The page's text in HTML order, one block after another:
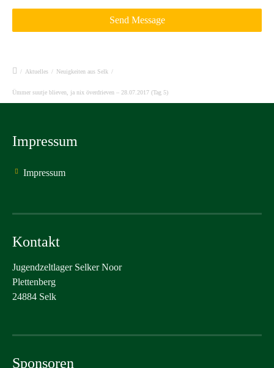
/ Aktuelles / Neuigkeiten aus Selk /
Ümmer suutje blieven, ja nix överdrieven – 28.07.2017 (Tag 5)
Impressum
Impressum
Kontakt
Jugendzeltlager Selker Noor
Plettenberg
24884 Selk
Sponsoren